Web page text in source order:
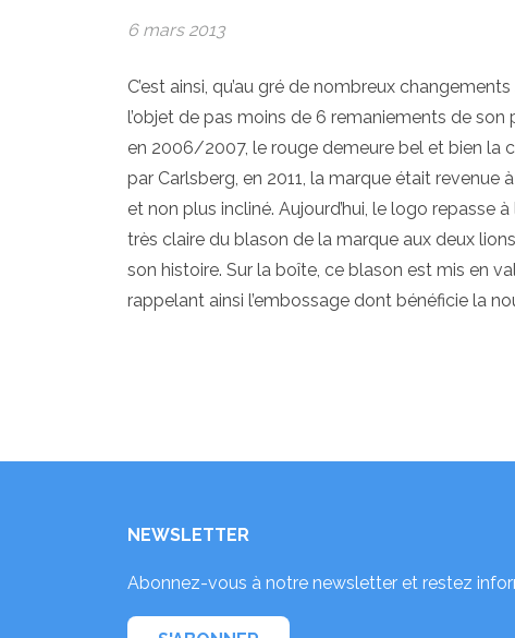
6 mars 2013
C’est ainsi, qu’au gré de nombreux
l’objet de pas moins de 6 remaniements de
en 2006/2007, le rouge demeure bel et bien la
par Carlsberg, en 2011, la marque était
et non plus incliné. Aujourd’hui, le logo repasse
très claire du blason de la marque aux deux
son histoire. Sur la boîte, ce blason est mis en
rappelant ainsi l’embossage dont bénéficie la
NEWSLETTER
Abonnez-vous à notre newsletter et restez